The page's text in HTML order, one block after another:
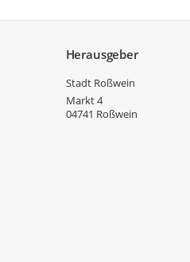
Herausgeber
Stadt Roßwein
Markt 4
04741 Roßwein